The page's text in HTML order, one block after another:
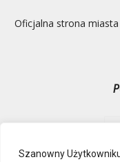
Szanowny
Oficjalna strona